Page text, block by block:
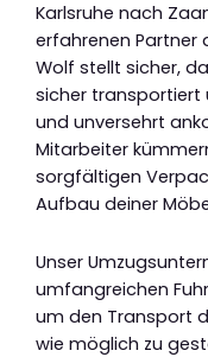
Karlsruhe nach
erfahrenen Partner
Wolf stellt sicher,
sicher transportiert
und unversehrt
Mitarbeiter
sorgfältigen
Aufbau deiner
Unser
umfangreichen
um den Transport
wie möglich zu